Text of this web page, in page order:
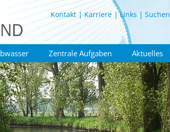
Kontakt Karriere Links Suchen
Zentrale Aufgaben Aktuelles